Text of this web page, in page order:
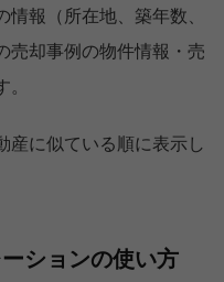
報（所在地、築年数、
売却事例の物件情報・売
産に似ている順に表示し
ションの使い方